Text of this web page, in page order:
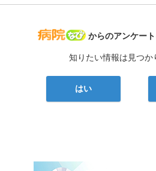
病院なび
からのアンケー
知りたい情報は見つか
はい